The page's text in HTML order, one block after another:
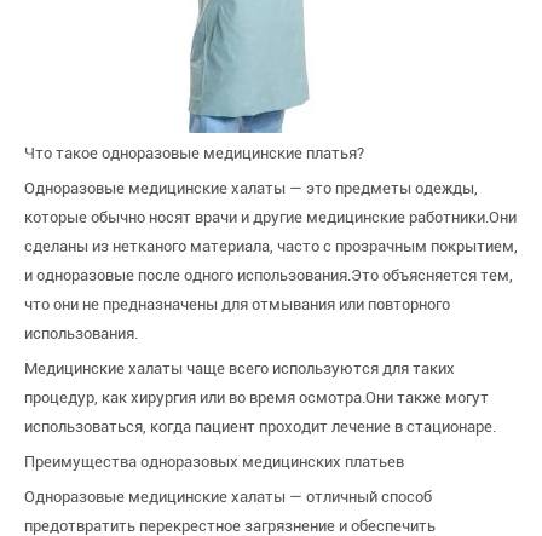
Что такое одноразовые медицинские платья?
Одноразовые медицинские халаты — это предметы одежды,
которые обычно носят врачи и другие медицинские работники.Они
сделаны из нетканого материала, часто с прозрачным покрытием,
и одноразовые после одного использования.Это объясняется тем,
что они не предназначены для отмывания или повторного
использования.
Медицинские халаты чаще всего используются для таких
процедур, как хирургия или во время осмотра.Они также могут
использоваться, когда пациент проходит лечение в стационаре.
Преимущества одноразовых медицинских платьев
Одноразовые медицинские халаты — отличный способ
предотвратить перекрестное загрязнение и обеспечить